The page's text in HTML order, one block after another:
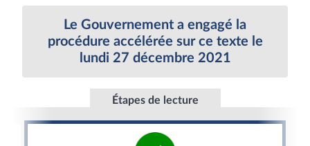
Le Gouvernement a engagé la
procédure accélérée sur ce texte le
lundi 27 décembre 2021
Étapes de lecture